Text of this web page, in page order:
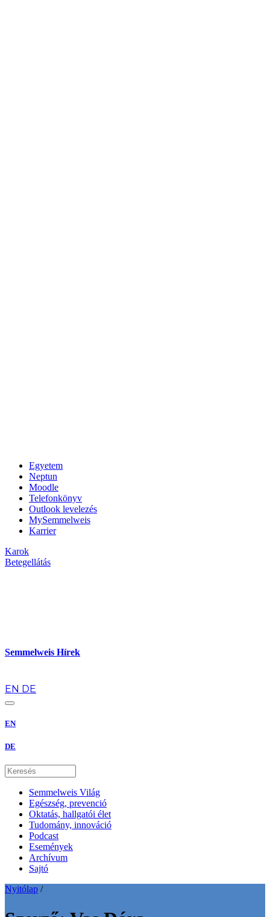
Egyetem
Neptun
Moodle
Telefonkönyv
Outlook levelezés
MySemmelweis
Karrier
Karok
Betegellátás
Semmelweis Hírek
EN DE
EN
DE
Semmelweis Világ
Egészség, prevenció
Oktatás, hallgatói élet
Tudomány, innováció
Podcast
Események
Archívum
Sajtó
Nyitólap /